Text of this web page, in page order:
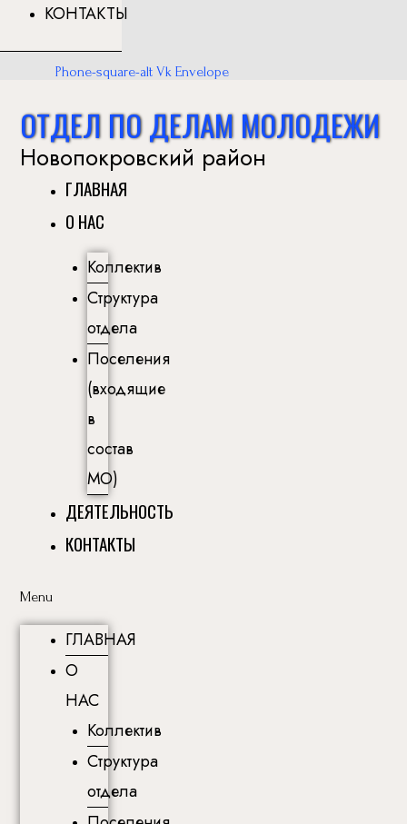
КОНТАКТЫ
Phone-square-alt Vk Envelope
ОТДЕЛ ПО ДЕЛАМ МОЛОДЕЖИ
Новопокровский район
ГЛАВНАЯ
О НАС
Коллектив
Структура
отдела
Поселения
(входящие
в
состав
МО)
ДЕЯТЕЛЬНОСТЬ
КОНТАКТЫ
Menu
ГЛАВНАЯ
О
НАС
Коллектив
Структура
отдела